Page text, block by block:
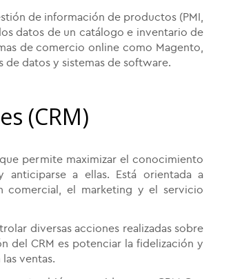
de información de productos (PMI,
datos de un catálogo e inventario de
de comercio online como Magento,
datos y sistemas de software.
(CRM)
permite maximizar el conocimiento
anticiparse a ellas. Está orientada a
comercial, el marketing y el servicio
diversas acciones realizadas sobre
del CRM es potenciar la fidelización y
ventas.